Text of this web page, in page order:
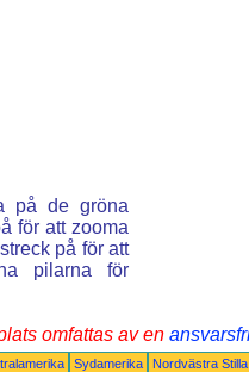
på de gröna
för att zooma
på för att
pilarna för
omfattas av en
Sydamerika
Nordvästra